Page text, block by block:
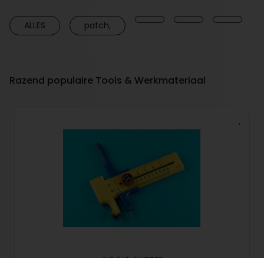
ALLES patch,
Razend populaire Tools & Werkmateriaal